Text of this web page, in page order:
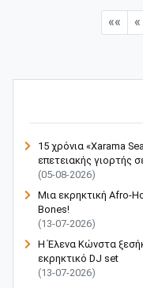
15 χρόνια «Xarama
επετειακής γιορτής
(05-08-2026)
Μια εκρηκτική Afro-
Bones!
(13-07-2026)
Η Έλενα Κώνστα
εκρηκτικό DJ set
(13-07-2026)
«« «